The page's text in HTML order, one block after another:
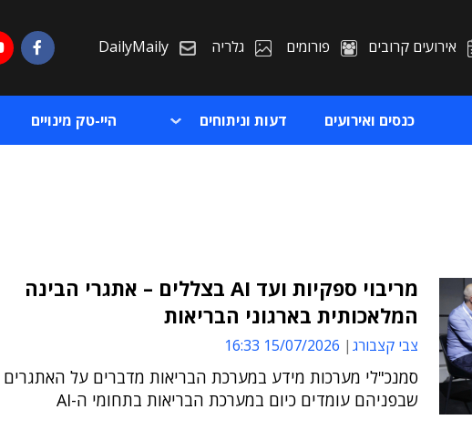
אירועים קרובים פורומים גלריה DailyMaily
כנסים ואירועים דעות וניתוחים היי-טק מינויים
מריבוי ספקיות ועד AI בצללים – אתגרי הבינה
המלאכותית בארגוני הבריאות
צבי קצבורג 15/07/2026 16:33
סמנכ"לי מערכות מידע במערכת הבריאות מדברים על האתגרים
שבפניהם עומדים כיום במערכת הבריאות בתחומי ה-AI